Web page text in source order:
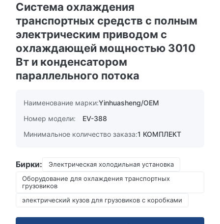
Система охлаждения
транспортных средств с полным
электрическим приводом с
охлаждающей мощностью 3010
Вт и конденсатором
параллельного потока
Наименование марки:Yinhuasheng/OEM
Номер модели:
EV-388
Минимальное количество заказа:1 КОМПЛЕКТ
Бирки:
Электрическая холодильная установка
Оборудование для охлаждения транспортных
грузовиков
электрический кузов для грузовиков с коробками